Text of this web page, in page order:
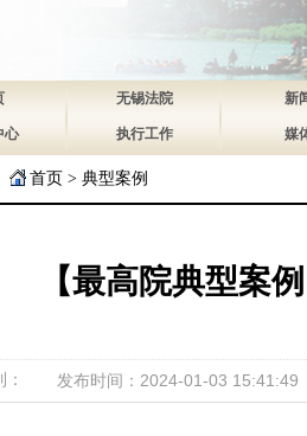
无锡法院 新
心 执行工作 媒
首页 > 典型案例
【最高院典型案
发布时间：2024-01-03 15:41:49